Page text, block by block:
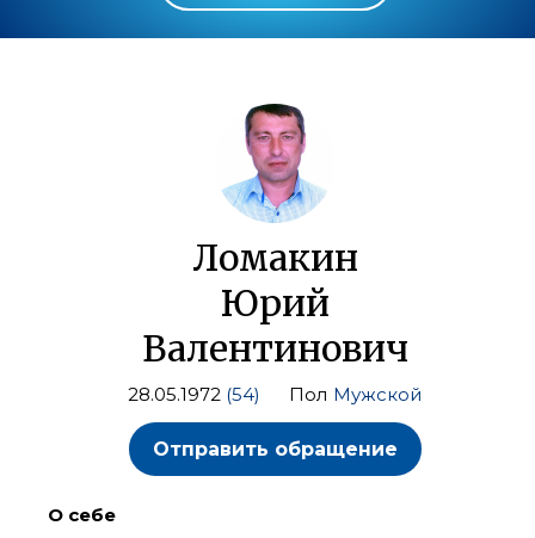
Ломакин
Юрий
Валентинович
28.05.1972 (54) Пол Мужской
Отправить обращение
О себе